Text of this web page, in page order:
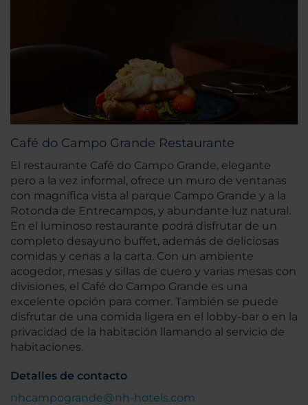
Café do Campo Grande Restaurante
El restaurante Café do Campo Grande, elegante
pero a la vez informal, ofrece un muro de ventanas
con magnífica vista al parque Campo Grande y a la
Rotonda de Entrecampos, y abundante luz natural.
En el luminoso restaurante podrá disfrutar de un
completo desayuno buffet, además de deliciosas
comidas y cenas a la carta. Con un ambiente
acogedor, mesas y sillas de cuero y varias mesas con
divisiones, el Café do Campo Grande es una
excelente opción para comer. También se puede
disfrutar de una comida ligera en el lobby-bar o en la
privacidad de la habitación llamando al servicio de
habitaciones.
Detalles de contacto
nhcampogrande@nh-hotels.com